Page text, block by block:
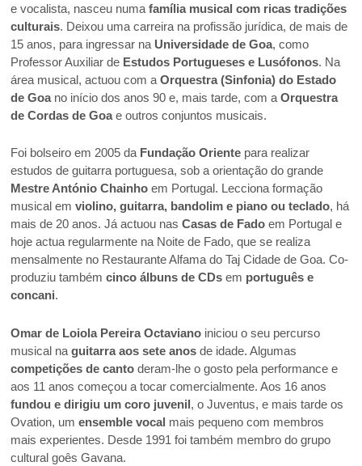
e vocalista, nasceu numafamília musical com ricas tradições
culturais. Deixou uma carreira na profissão jurídica, de mais de
15 anos, para ingressar na Universidade de Goa, como
Professor Auxiliar de Estudos Portugueses e Lusófonos. Na
área musical, actuou com aOrquestra (Sinfonia) do Estado
de Goano início dos anos 90 e, mais tarde, com aOrquestra
de Cordas de Goae outros conjuntos musicais.
Foi bolseiro em 2005 da Fundação Oriente para realizar
estudos de guitarra portuguesa, sob a orientação do grande
Mestre António Chainho em Portugal. Lecciona formação
musical emviolino, guitarra, bandolim e piano ou teclado, há
mais de 20 anos. Já actuou nasCasas de Fado em Portugal e
hoje actua regularmente na Noite de Fado, que se realiza
mensalmente no Restaurante Alfama do Taj Cidade de Goa. Co-
produziu tambémcinco álbuns de CDs em português e
concani.
Omar de Loiola Pereira Octaviano iniciou o seu percurso
musical naguitarra aos sete anos de idade. Algumas
competições de canto deram-lhe o gosto pela performance e
aos 11 anos começou a tocar comercialmente. Aos 16 anos
fundou e dirigiu um coro juvenil, o Juventus, e mais tarde os
Ovation, umensemble vocal mais pequeno com membros
mais experientes. Desde 1991 foi também membro do grupo
cultural goês Gavana.